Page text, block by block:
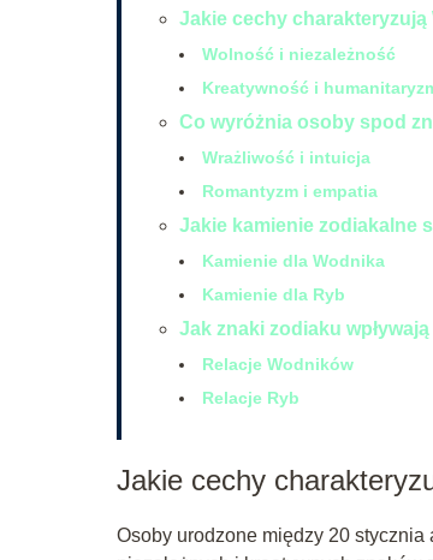
Jakie cechy charakteryzują
Wolność i niezależność
Kreatywność i
Co wyróżnia osoby spod
Wrażliwość i intuicja
Romantyzm i empatia
Jakie kamienie zodiakalne
Kamienie dla Wodnika
Kamienie dla Ryb
Jak znaki zodiaku
Relacje Wodników
Relacje Ryb
Jakie cechy
Osoby urodzone między 20